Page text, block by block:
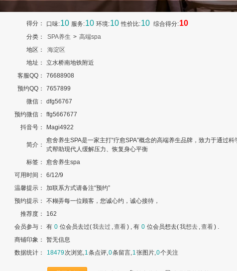
得分： 口味:10 服务:10 环境:10 性价比:10 综合得分:10
分类： SPA养生 > 高端spa
地区：
海淀区
地址：
立水桥南地铁附近
客服QQ：
76688908
预约QQ：
7657899
微信：
dfg56767
预约微信：
ffg5667677
抖音号：
Magi4922
简介：
愈舍养生SPA‌是一家主打“疗愈SPA”概念的高端养生品牌，致力于通过科
式帮助现代人缓解压力、恢复身心平衡
标签：
愈舍养生spa
可用时间：
6/12/9
温馨提示：
加联系方式请备注“预约”
预约提示：
不糊弄每一位顾客，您诚心约，诚心接待，
推荐度：
162
会员参与：
有 0 位会员去过(我去过 ,查看) , 有 0 位会员想去(我想去 ,查看) .
商铺印象：
暂无信息
数据统计：
18479次浏览,1条点评,0条留言,1张图片,0个关注